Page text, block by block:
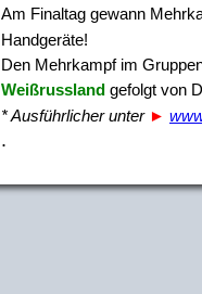
Am Finaltag gewann
Handgeräte!
Den Mehrkampf im
Weißrussland gefolgt von
* Ausführlicher unter ►
.